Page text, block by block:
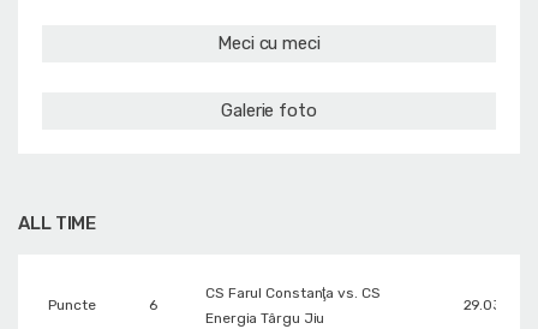
Meci cu meci
Galerie foto
ALL TIME
Puncte 6
CS Farul Constanţa vs. CS
Energia Târgu Jiu
29.03.2014